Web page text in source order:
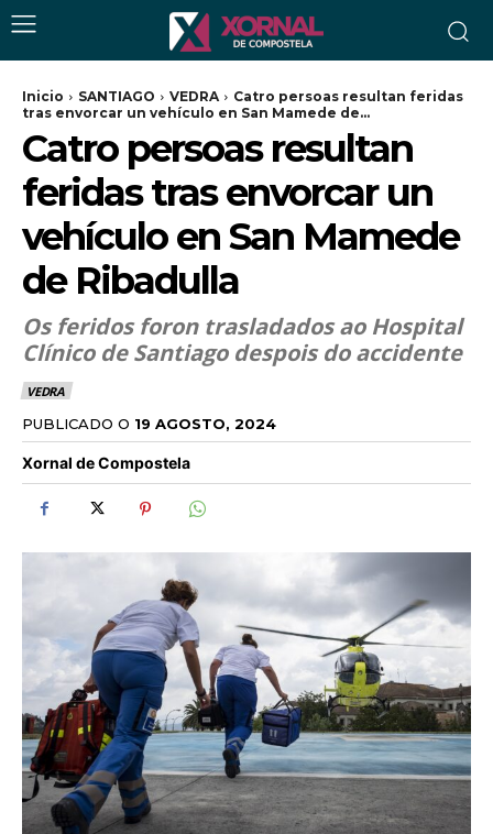
Inicio SANTIAGO VEDRA
Catro persoas resultan feridas
tras envorcar un vehículo en San Mamede de...
Catro persoas resultan
feridas tras envorcar un
vehículo en San Mamede
de Ribadulla
Os feridos foron trasladados ao Hospital
Clínico de Santiago despois do accidente
VEDRA
PUBLICADO O 19 AGOSTO, 2024
Xornal de Compostela